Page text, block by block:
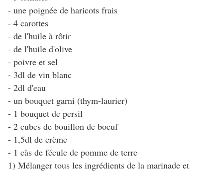
- une poignée de haricots frais
- 4 carottes
- de l'huile à rôtir
- de l'huile d'olive
- poivre et sel
- 3dl de vin blanc
- 2dl d'eau
- un bouquet garni (thym-laurier)
- 1 bouquet de persil
- 2 cubes de bouillon de boeuf
- 1,5dl de crème
- 1 càs de fécule de pomme de terre
1) Mélanger tous les ingrédients de la marinade et